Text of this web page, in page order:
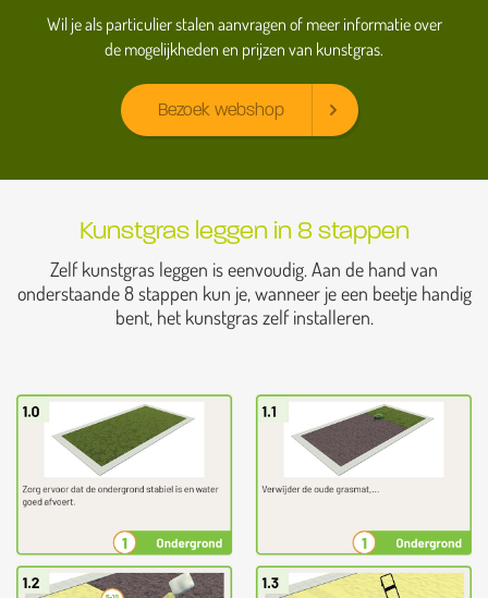
Wil je als particulier stalen aanvragen of meer informatie over
de mogelijkheden en prijzen van kunstgras.
Bezoek webshop
Kunstgras leggen in 8 stappen
Zelf kunstgras leggen is eenvoudig. Aan de hand van
onderstaande 8 stappen kun je, wanneer je een beetje handig
bent, het kunstgras zelf installeren.